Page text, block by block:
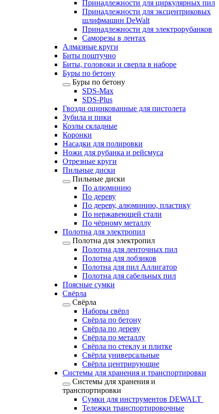
Принадлежности для циркулярных пил
Принадлежности для эксцентриковых
шлифмашин DeWalt
Принадлежности для электрорубанков
Саморезы в лентах
Алмазные круги
Биты поштучно
Биты, головоки и сверла в наборе
Буры по бетону
Буры по бетону
SDS-Max
SDS-Plus
Гвозди оцинкованные для пистолета
Зубила и пики
Козлы складные
Коронки
Насадки для полировки
Ножи для рубанка и рейсмуса
Отрезные круги
Пильные диски
Пильные диски
По алюминию
По дереву
По дереву, алюминию, пластику
По нержавеющей стали
По чёрному металлу
Полотна для электропил
Полотна для электропил
Полотна для ленточных пил
Полотна для лобзиков
Полотна для пил Аллигатор
Полотна для сабельных пил
Поясные сумки
Свёрла
Свёрла
Наборы свёрл
Свёрла по бетону
Свёрла по дереву
Свёрла по металлу
Свёрла по стеклу и плитке
Свёрла универсальные
Свёрла центрирующие
Системы для хранения и транспортировки
Системы для хранения и
транспортировки
Сумки для инструментов DEWALT
Тележки транспортировочные